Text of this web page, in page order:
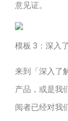
意见证。
模板 3：深入
来到「深入了
产品，或是我
阅者已经对我